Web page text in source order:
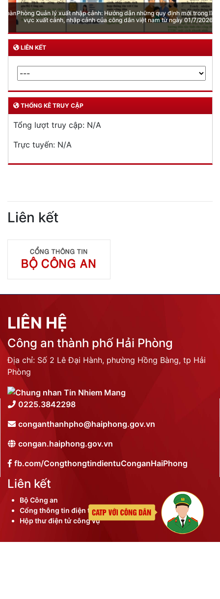
Phòng Quản lý xuất nhập cảnh: Hướng dẫn những quy định mới trong lĩnh
vực xuất cảnh, nhập cảnh của công dân việt nam từ ngày 01/7/2026
LIÊN KẾT
THỐNG KÊ TRUY CẬP
Tổng lượt truy cập: N/A
Trực tuyến: N/A
Liên kết
LIÊN HỆ
Công an thành phố Hải Phòng
Địa chỉ: Số 2 Lê Đại Hành, phường Hồng Bàng, tp Hải
Phòng
0225.3842298
conganthanhpho@haiphong.gov.vn
congan.haiphong.gov.vn
fb.com/CongthongtindientuConganHaiPhong
Liên kết
Bộ Công an
Cổng thông tin điện tử thành phố
Hộp thư điện tử công vụ